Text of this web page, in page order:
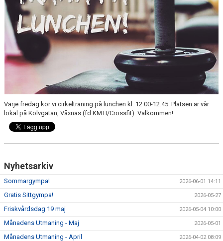
Varje fredag kör vi cirkelträning på lunchen kl. 12.00-12.45. Platsen är vår
lokal på Kolvgatan, Våxnäs (fd KMTI/Crossfit). Välkommen!
Nyhetsarkiv
Sommargympa! 2026-06-01 14:11
Gratis Sittgympa! 2026-05-27
Friskvårdsdag 19 maj 2026-05-04 10:00
Månadens Utmaning - Maj 2026-05-01
Månadens Utmaning - April 2026-04-02 08:09